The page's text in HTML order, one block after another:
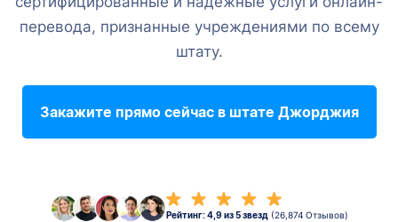
перевода, признанные учреждениями по всему
штату.
Закажите прямо сейчас в штате Джорджия
Рейтинг: 4,9 из 5 звезд (26,874 Отзывов)